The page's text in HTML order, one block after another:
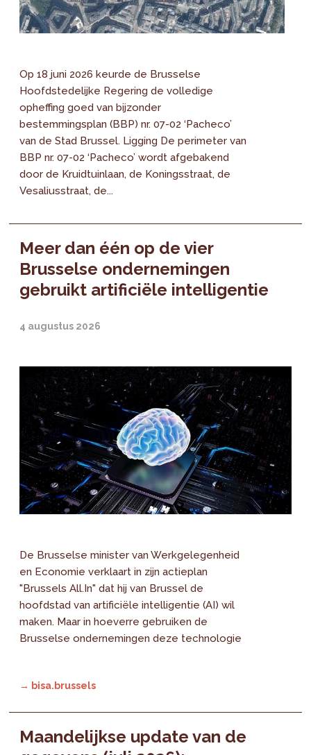
Op 18 juni 2026 keurde de Brusselse
Hoofdstedelijke Regering de volledige
opheffing goed van bijzonder
bestemmingsplan (BBP) nr. 07-02 ‘Pacheco’
van de Stad Brussel. Ligging De perimeter van
BBP nr. 07-02 ‘Pacheco’ wordt afgebakend
door de Kruidtuinlaan, de Koningsstraat, de
Vesaliusstraat, de...
Meer dan één op de vier
Brusselse ondernemingen
gebruikt artificiële intelligentie
4 augustus 2026
De Brusselse minister van Werkgelegenheid
en Economie verklaart in zijn actieplan
"Brussels All.In" dat hij van Brussel de
hoofdstad van artificiële intelligentie (AI) wil
maken. Maar in hoeverre gebruiken de
Brusselse ondernemingen deze technologie
→ bisa.brussels
Maandelijkse update van de